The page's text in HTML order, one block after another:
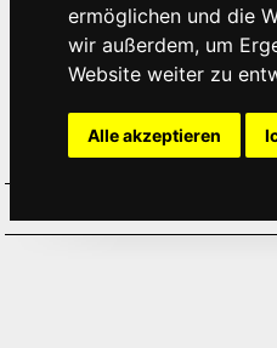
ermöglichen und die
wir außerdem, um
Website weiter zu
Alle akzeptieren